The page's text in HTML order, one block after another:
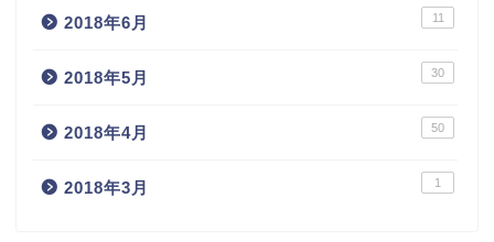
2018年6月 11
2018年5月 30
2018年4月 50
2018年3月 1